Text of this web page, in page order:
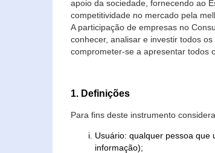
apoio da sociedade, fornecendo ao
competitividade no mercado pela
A participação de empresas no
conhecer, analisar e investir todos
comprometer-se a apresentar todos
1. Definições
Para fins deste instrumento
Usuário: qualquer pessoa que
informação);